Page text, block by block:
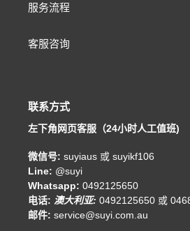
服务流程
客服咨询
联系方式
左下角网页客服（24小时人工值班)
微信号: suyiaus 或 suyikf106
Line: @suyi
Whatsapp: 0492125650
电话: 澳大利亚: 0492125650 或
邮件: service@suyi.com.au